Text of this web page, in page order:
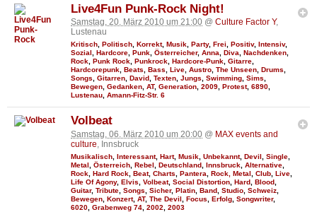
Live4Fun Punk-Rock Night!
Samstag, 20. März 2010 um 21:00 @ Culture Factor Y,
Lustenau
Kritisch, Politisch, Korrekt, Musik, Party, Frei, Positiv, Intensiv,
Sozial, Hardcore, Punk, Österreicher, Anna, Diva, Nachdenken,
Rock, Punk Rock, Punkrock, Hardcore-Punk, Gitarre,
Hardcorepunk, Beats, Bass, Live, Austro, The Unseen, Drums,
Songs, Gitarren, David, Texten, Jungs, Swimming, Sims,
Bewegen, Gedanken, AT, Generation, 2009, Protest, 6890,
Lustenau, Amann-Fitz-Str. 6
Volbeat
Samstag, 06. März 2010 um 20:00 @ MAX events and
culture , Innsbruck
Musikalisch Interessant, Hart, Musik Unbekannt, Devil Single
Metal
Österreich Rebel Deutschland Innsbruck Alternative
Rock Hard Rock Beat, Charts Pantera Rock, Metal Club Live
Life Of Agony, Elvis Volbeat, Social Distortion Hard Blood
Guitar, Tribute Songs Sicher, Platin Band Studio Schweiz
Bewegen Konzert, AT, The Devil Focus Erfolg Songwriter,
6020 Grabenweg 74 2002 2003